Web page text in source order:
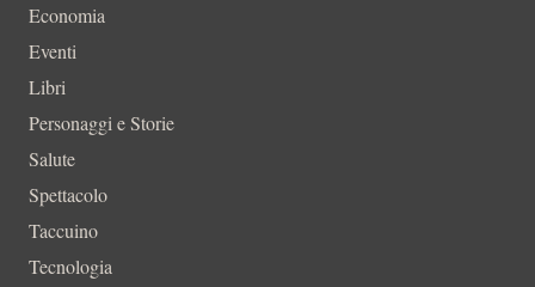
Economia
Eventi
Libri
Personaggi e Storie
Salute
Spettacolo
Taccuino
Tecnologia